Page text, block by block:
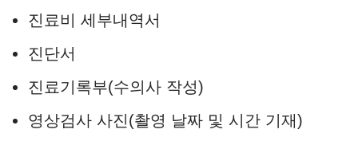
진료비 세부내역서
진단서
진료기록부(수의사 작성)
영상검사 사진(촬영 날짜 및 시간 기재)